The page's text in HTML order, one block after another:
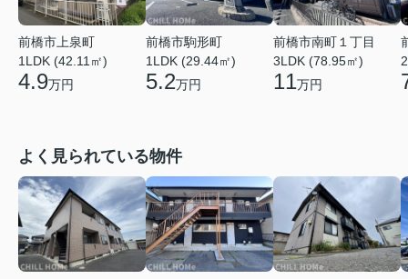
前橋市上泉町
1LDK (42.11㎡)
4.9万円
前橋市駒形町
1LDK (29.44㎡)
5.2万円
前橋市南町１丁目
3LDK (78.95㎡)
11万円
よく見られている物件